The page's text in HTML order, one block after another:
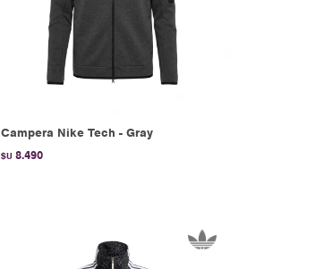
Campera Nike Tech - Gray
$U 8.490